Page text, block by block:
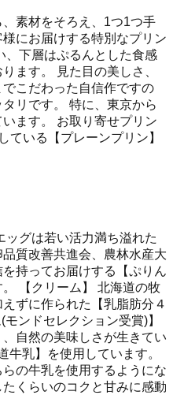
素材をそろえ、1つ1つ手
にお届けする特別なプリン
、下層はぷるんとした食感
ます。 見た目の美しさ、
こだわった自信作ですの
リです。 特に、東京から
ます。 お取り寄せプリン
ている【プレーンプリン】
ッグは若い活力満ち溢れた
質改善共進会、農林水産大
持ってお届けする【ぷりん
【クリーム】 北海道の牧
ずに作られた【乳脂肪分４
ンドセレクション受賞)】
自然の美味しさが生きてい
牛乳】を使用しています。
の牛乳を使用するようにな
くらいのコクと甘みに感動